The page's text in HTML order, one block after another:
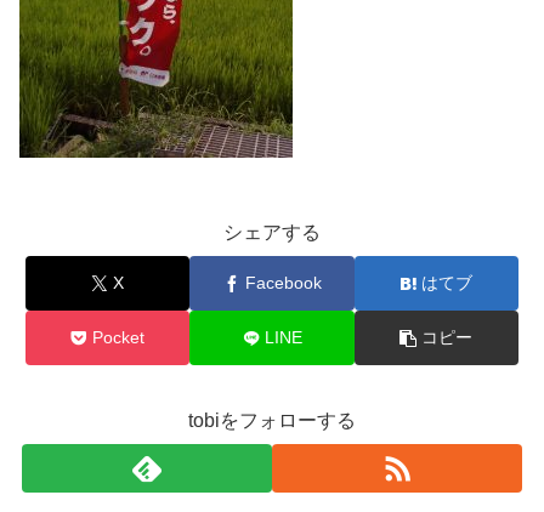
シェアする
X Facebook はてブ
Pocket LINE コピー
tobiをフォローする